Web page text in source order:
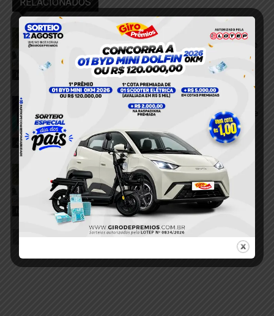
Corpo de jovem encontrada morta em
área de mata continua no IML; exame de
DNA é necessário para liberação
4 de agosto de 2026
acidente
Tragédia na zona rural de Santarém:
dois irmãos morrem após caminhonete
3 de agosto de 2026
Investigação
Polícia Civil revela detalhes da
investigação e diz que suspeito de
matar Dayse Diniz confessou o crime
29 de julho de 2026